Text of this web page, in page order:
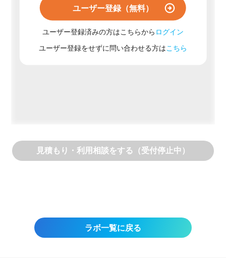
ユーザー登録（無料）
ユーザー登録済みの方はこちらから ログイン
ユーザー登録をせずに問い合わせる方はこちら
見積もり・利用相談をする（受付停止中）
ラボ一覧に戻る